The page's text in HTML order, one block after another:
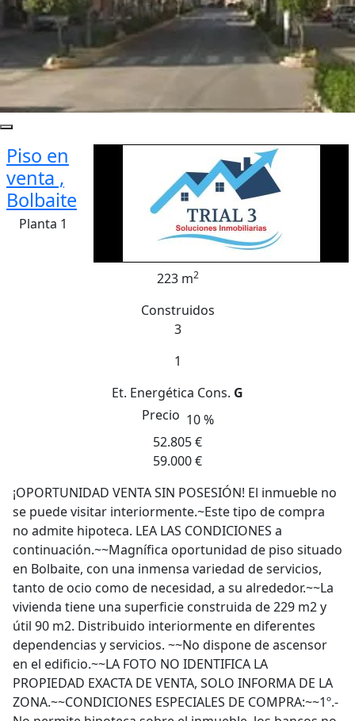
Piso en
venta ,
Bolbaite
Planta 1
223 m2
Construidos
3
1
Et. Energética Cons. G
Precio 10 %
52.805 €
59.000 €
¡OPORTUNIDAD VENTA SIN POSESIÓN! El inmueble no
se puede visitar interiormente.~Este tipo de compra
no admite hipoteca. LEA LAS CONDICIONES a
continuación.~~Magnífica oportunidad de piso situado
en Bolbaite, con una inmensa variedad de servicios,
tanto de ocio como de necesidad, a su alrededor.~~La
vivienda tiene una superficie construida de 229 m2 y
útil 90 m2. Distribuido interiormente en diferentes
dependencias y servicios. ~~No dispone de ascensor
en el edificio.~~LA FOTO NO IDENTIFICA LA
PROPIEDAD EXACTA DE VENTA, SOLO INFORMA DE LA
ZONA.~~CONDICIONES ESPECIALES DE COMPRA:~~1º.-